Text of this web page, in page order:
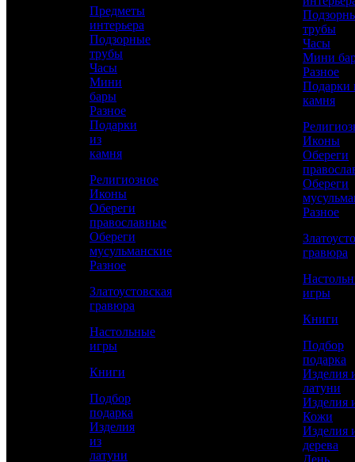
Аристократ
Ножи из Златоуста
63 500 р.
Сравнить товар
РАССЧИТАТЬ
Длина клинка
Предметы
интерьера
Подзорные
трубы
Часы
Мини
бары
Разное
Подарки
из
камня
Религиозное
Иконы
Обереги
православные
Обереги
мусульманские
Разное
Златоустовская
гравюра
Настольные
игры
Книги
Подбор
подарка
Изделия
из
латуни
трубы
Часы
Мини
Разное
Подарки
камня
Иконы
Обереги
Обереги
Разное
гравюра
игры
Книги
Подбор
подарка
Изделия
латуни
Изделия
Кожи
Изделия
дерева
День